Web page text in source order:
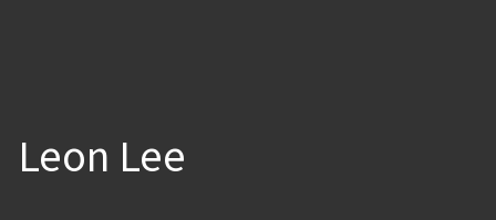
Leon Lee